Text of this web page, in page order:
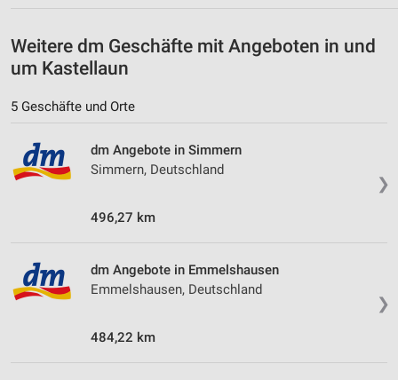
Weitere dm Geschäfte mit Angeboten in und
um Kastellaun
5 Geschäfte und Orte
❯
dm Angebote in Simmern
Simmern, Deutschland
496,27 km
❯
dm Angebote in Emmelshausen
Emmelshausen, Deutschland
484,22 km